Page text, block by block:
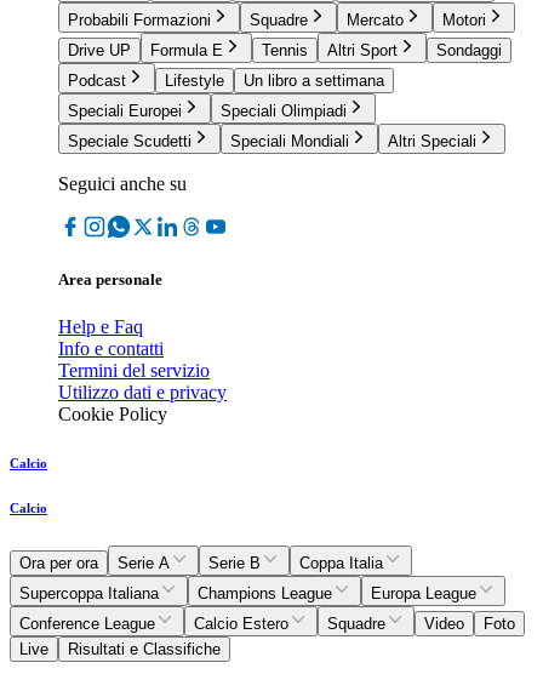
Probabili Formazioni
Squadre Mercato
Motori
Drive UP
Formula E Tennis Altri Sport
Sondaggi
Podcast
Lifestyle
Un libro a settimana
Speciali Europei
Speciali Olimpiadi
Speciale Scudetti
Speciali Mondiali Altri Speciali
Seguici anche su
Area personale
Help e Faq
Info e contatti
Termini del servizio
Utilizzo dati e privacy
Cookie Policy
Calcio
Calcio
Ora per ora Serie A Serie B
Coppa Italia
Supercoppa Italiana
Champions League
Europa League
Conference League
Calcio Estero Squadre Video
Foto
Live
Risultati e Classifiche